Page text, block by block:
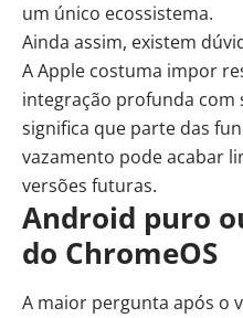
um único ecossistema.
Ainda assim, existem
A Apple costuma impor
integração profunda com
significa que parte das
vazamento pode acabar
versões futuras.
Android puro
do ChromeOS
A maior pergunta após o